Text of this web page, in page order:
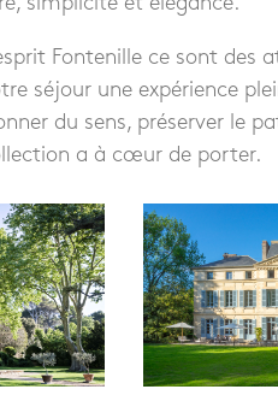
Fontenille ce sont
séjour une expérience
du sens, préserver le
a à cœur de porter.